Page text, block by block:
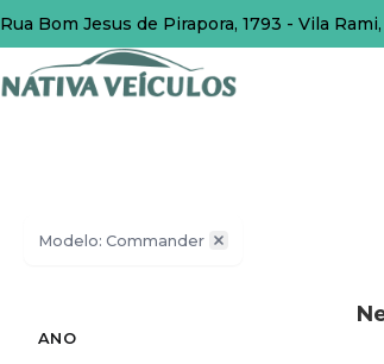
Rua Bom Jesus de Pirapora, 1793 - Vila
Modelo: Commander
ANO